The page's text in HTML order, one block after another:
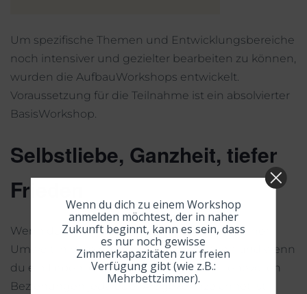
Um spezifische Themen und Entwicklungsbereiche
noch intensiver und gezielter bearbeiten zu können,
wurden die AufbauWorkshops entwickelt.
Voraussetzung für die Teilnahme ist ein absolvierter
BasisWorkshop.
Selbstliebe, Ganzheit, tiefer
Frieden
Wenn du es schaffen willst, wahrhaft mit deiner
Umwelt in Verbindung gehen zu können und wenn
du ein Leben leben möchtest, das von liebevollen
Beziehungen jedweder Art gekennzeichnet ist,
Wenn du dich zu einem Workshop
anmelden möchtest, der in naher
Zukunft beginnt, kann es sein, dass
es nur noch gewisse
Zimmerkapazitäten zur freien
Verfügung gibt (wie z.B.:
Mehrbettzimmer).